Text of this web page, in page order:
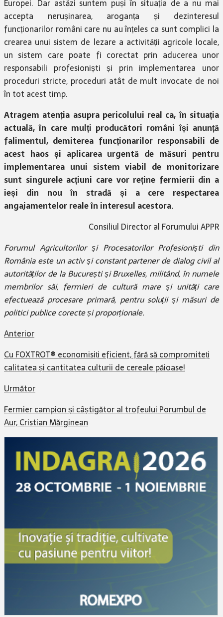
Europei. Dar astăzi suntem puși în situația de a nu mai
accepta nerușinarea, aroganța și dezinteresul
funcționarilor români care nu au înțeles ca sunt complici la
crearea unui sistem de lezare a activității agricole locale,
un sistem care poate fi corectat prin aducerea unor
responsabili profesioniști și prin implementarea unor
proceduri stricte, proceduri atât de mult invocate de noi
în tot acest timp.
Atragem atenția asupra pericolului real ca, în situația
actuală, în care mulți producători români își anunță
falimentul, demiterea funcționarilor responsabili de
acest haos și aplicarea urgentă de măsuri pentru
implementarea unui sistem viabil de monitorizare
sunt singurele acțiuni care vor reține fermierii din a
ieși din nou în stradă și a cere respectarea
angajamentelor reale în interesul acestora.
Consiliul Director al Forumului APPR
Forumul Agricultorilor și Procesatorilor Profesioniști din
România este un activ și constant partener de dialog civil al
autorităților de la București și Bruxelles, militând, în numele
membrilor săi, fermieri de cultură mare și unități care
efectuează procesare primară, pentru soluții și măsuri de
politici publice corecte și proporționale.
Anterior
Cu FOXTROT® economisiți eficient, fără să compromiteți
calitatea și cantitatea culturii de cereale păioase!
Următor
Fermier campion și câștigător al trofeului Porumbul de
Aur, Cristian Mărginean